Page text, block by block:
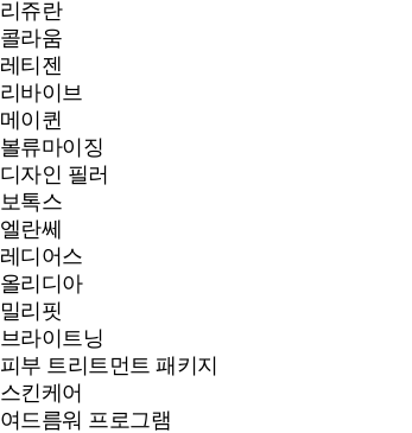
리쥬란
콜라움
레티젠
리바이브
메이퀸
볼류마이징
디자인 필러
보톡스
엘란쎄
레디어스
올리디아
밀리핏
브라이트닝
피부 트리트먼트 패키지
스킨케어
여드름워 프로그램